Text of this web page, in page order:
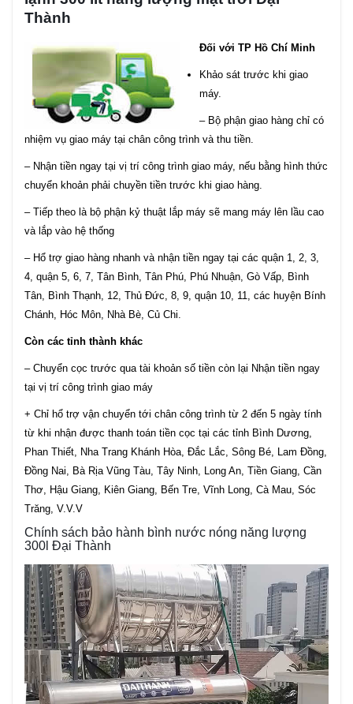
Thành
Đối với TP Hồ Chí Minh
Khảo sát trước khi giao
máy.
– Bộ phận giao hàng chỉ có
nhiệm vụ giao máy tại chân công trình và thu tiền.
– Nhận tiền ngay tại vị trí công trình giao máy, nếu bằng hình thức
chuyển khoản phải chuyền tiền trước khi giao hàng.
– Tiếp theo là bộ phận kỷ thuật lắp máy sẽ mang máy lên lầu cao
và lắp vào hệ thống
– Hổ trợ giao hàng nhanh và nhận tiền ngay tại các quận 1, 2, 3,
4, quận 5, 6, 7, Tân Bình, Tân Phú, Phú Nhuận, Gò Vấp, Bình
Tân, Bình Thạnh, 12, Thủ Đức, 8, 9, quận 10, 11, các huyện Bính
Chánh, Hóc Môn, Nhà Bè, Củ Chi.
Còn các tỉnh thành khác
– Chuyển cọc trước qua tài khoản số tiền còn lại Nhận tiền ngay
tại vị trí công trình giao máy
+ Chỉ hổ trợ vận chuyển tới chân công trình từ 2 đến 5 ngày tính
từ khi nhận được thanh toán tiền cọc tại các tỉnh Bình Dương,
Phan Thiết, Nha Trang Khánh Hòa, Đắc Lắc, Sông Bé, Lam Đồng,
Đồng Nai, Bà Rịa Vũng Tàu, Tây Ninh, Long An, Tiền Giang, Cần
Thơ, Hậu Giang, Kiên Giang, Bến Tre, Vĩnh Long, Cà Mau, Sóc
Trăng, V.V.V
Chính sách bảo hành bình nước nóng năng lượng
300l Đại Thành